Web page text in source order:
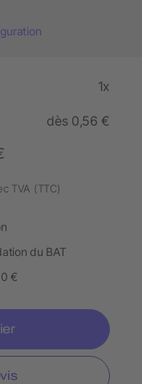
1x
dès 0,56 €
TVA (TTC)
du BAT
€